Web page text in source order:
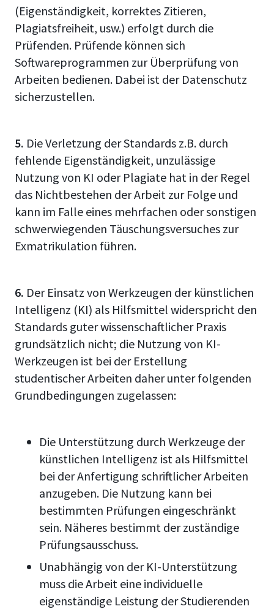
(Eigenständigkeit, korrektes Zitieren,
Plagiatsfreiheit, usw.) erfolgt durch die
Prüfenden. Prüfende können sich
Softwareprogrammen zur Überprüfung von
Arbeiten bedienen. Dabei ist der Datenschutz
sicherzustellen.
5. Die Verletzung der Standards z.B. durch
fehlende Eigenständigkeit, unzulässige
Nutzung von KI oder Plagiate hat in der Regel
das Nichtbestehen der Arbeit zur Folge und
kann im Falle eines mehrfachen oder sonstigen
schwerwiegenden Täuschungsversuches zur
Exmatrikulation führen.
6. Der Einsatz von Werkzeugen der künstlichen
Intelligenz (KI) als Hilfsmittel widerspricht den
Standards guter wissenschaftlicher Praxis
grundsätzlich nicht; die Nutzung von KI-
Werkzeugen ist bei der Erstellung
studentischer Arbeiten daher unter folgenden
Grundbedingungen zugelassen:
Die Unterstützung durch Werkzeuge der
künstlichen Intelligenz ist als Hilfsmittel
bei der Anfertigung schriftlicher Arbeiten
anzugeben. Die Nutzung kann bei
bestimmten Prüfungen eingeschränkt
sein. Näheres bestimmt der zuständige
Prüfungsausschuss.
Unabhängig von der KI-Unterstützung
muss die Arbeit eine individuelle
eigenständige Leistung der Studierenden